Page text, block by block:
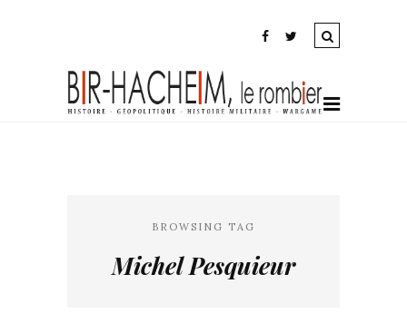
BROWSING TAG
Michel Pesquieur